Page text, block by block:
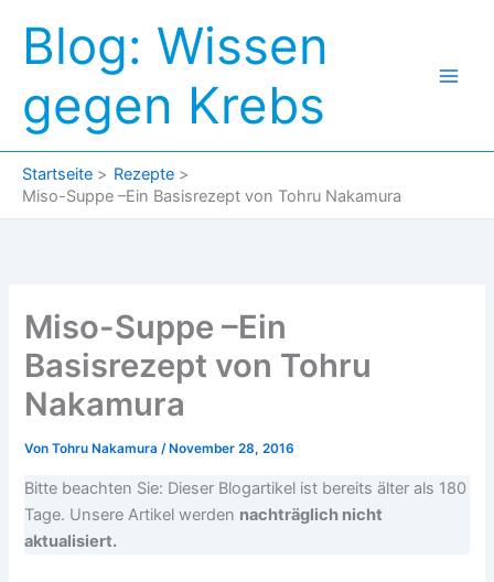
Inhalt
springen
Blog: Wissen
gegen Krebs
Startseite
Rezepte
Miso-Suppe –Ein Basisrezept von Tohru Nakamura
Miso-Suppe –Ein
Basisrezept von Tohru
Nakamura
VonTohru Nakamura/ November 28, 2016
Bitte beachten Sie: Dieser Blogartikel ist bereits älter als 180
Tage. Unsere Artikel werden nachträglich nicht
aktualisiert.